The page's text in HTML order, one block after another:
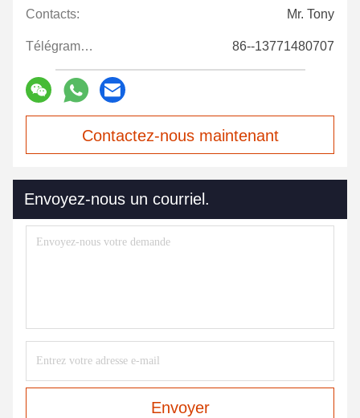
Contacts: Mr. Tony
Télégramme: 86--13771480707
Contactez-nous maintenant
Envoyez-nous un courriel.
Envoyer